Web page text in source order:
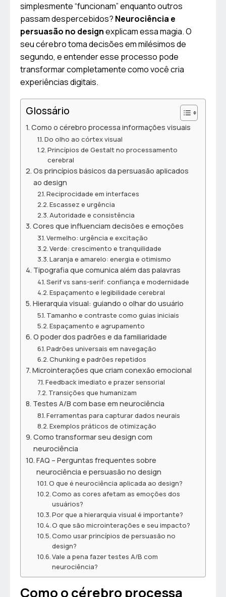
simplesmente “funcionam” enquanto outros
passam despercebidos? Neurociência e
persuasão no designexplicam essa magia. O
seu cérebro toma decisões em milésimos de
segundo, e entender esse processo pode
transformar completamente como você cria
experiências digitais.
Glossário
Como o cérebro processa informações visuais
Do olho ao córtex visual
Princípios de Gestalt no processamento
cerebral
Os princípios básicos da persuasão aplicados
ao design
Reciprocidade em interfaces
Escassez e urgência
Autoridade e consistência
Cores que influenciam decisões e emoções
Vermelho: urgência e excitação
Verde: crescimento e tranquilidade
Laranja e amarelo: energia e otimismo
Tipografia que comunica além das palavras
Serif vs sans-serif: confiança e modernidade
Espaçamento e legibilidade cerebral
Hierarquia visual: guiando o olhar do usuário
Tamanho e contraste como guias iniciais
Espaçamento e agrupamento
O poder dos padrões e da familiaridade
Padrões universais em navegação
Chunking e padrões repetidos
Microinterações que criam conexão emocional
Feedback imediato e prazer sensorial
Transições que humanizam
Testes A/B com base em neurociência
Ferramentas para capturar dados neurais
Exemplos práticos de otimização
Como transformar seu design com
neurociência
FAQ – Perguntas frequentes sobre
neurociência e persuasão no design
O que é neurociência aplicada ao design?
Como as cores afetam as emoções dos
usuários?
Por que a hierarquia visual é importante?
O que são microinterações e seu impacto?
Como usar princípios de persuasão no
design?
Vale a pena fazer testes A/B com
neurociência?
Como o cérebro processa